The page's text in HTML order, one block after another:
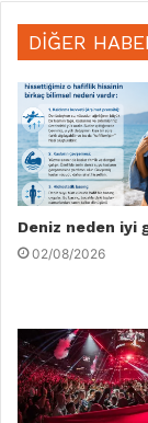
DIĞER
Deniz neden iyi
02/08/2026